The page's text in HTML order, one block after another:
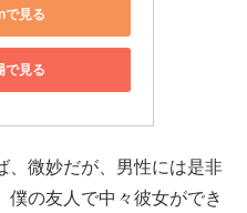
で見る
で見る
、微妙だが、男性には是非
僕の友人で中々彼女ができ